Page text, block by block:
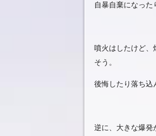
自暴自棄になった
噴火はしたけど、
そう。
後悔したり落ち込
逆に、大きな爆発